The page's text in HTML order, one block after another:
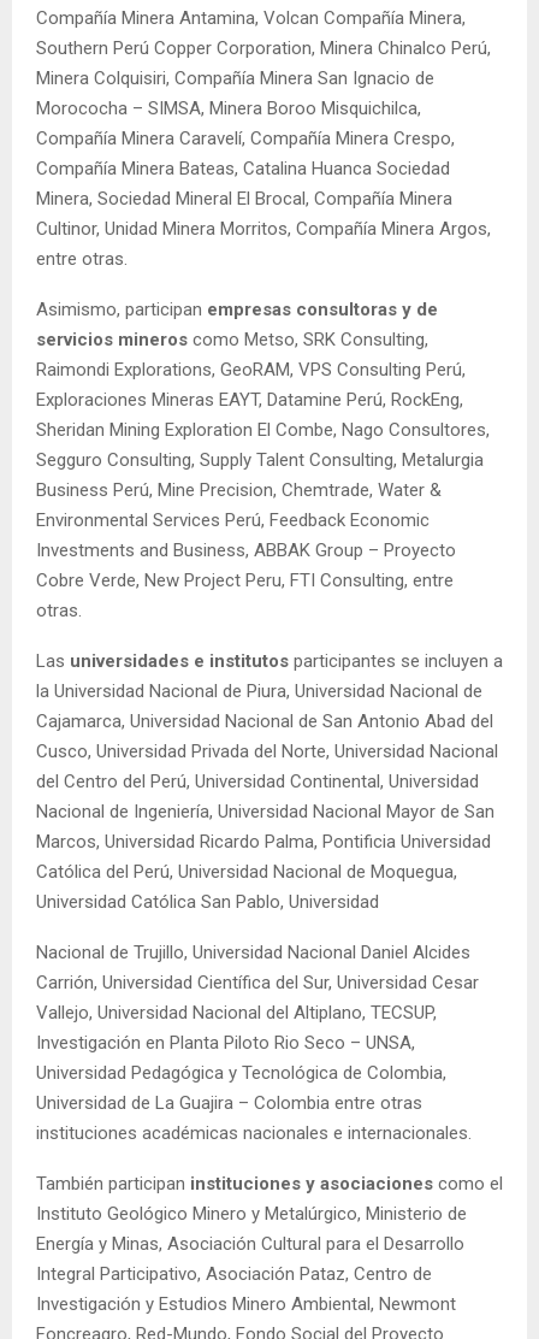
Compañía Minera Antamina, Volcan Compañía Minera,
Southern Perú Copper Corporation, Minera Chinalco Perú,
Minera Colquisiri, Compañía Minera San Ignacio de
Morococha – SIMSA, Minera Boroo Misquichilca,
Compañía Minera Caravelí, Compañía Minera Crespo,
Compañía Minera Bateas, Catalina Huanca Sociedad
Minera, Sociedad Mineral El Brocal, Compañía Minera
Cultinor, Unidad Minera Morritos, Compañía Minera Argos,
entre otras.
Asimismo, participan empresas consultoras y de
servicios mineros como Metso, SRK Consulting,
Raimondi Explorations, GeoRAM, VPS Consulting Perú,
Exploraciones Mineras EAYT, Datamine Perú, RockEng,
Sheridan Mining Exploration El Combe, Nago Consultores,
Segguro Consulting, Supply Talent Consulting, Metalurgia
Business Perú, Mine Precision, Chemtrade, Water &
Environmental Services Perú, Feedback Economic
Investments and Business, ABBAK Group – Proyecto
Cobre Verde, New Project Peru, FTI Consulting, entre
otras.
Las universidades e institutos participantes se incluyen a
la Universidad Nacional de Piura, Universidad Nacional de
Cajamarca, Universidad Nacional de San Antonio Abad del
Cusco, Universidad Privada del Norte, Universidad Nacional
del Centro del Perú, Universidad Continental, Universidad
Nacional de Ingeniería, Universidad Nacional Mayor de San
Marcos, Universidad Ricardo Palma, Pontificia Universidad
Católica del Perú, Universidad Nacional de Moquegua,
Universidad Católica San Pablo, Universidad
Nacional de Trujillo, Universidad Nacional Daniel Alcides
Carrión, Universidad Científica del Sur, Universidad Cesar
Vallejo, Universidad Nacional del Altiplano, TECSUP,
Investigación en Planta Piloto Rio Seco – UNSA,
Universidad Pedagógica y Tecnológica de Colombia,
Universidad de La Guajira – Colombia entre otras
instituciones académicas nacionales e internacionales.
También participan instituciones y asociaciones como el
Instituto Geológico Minero y Metalúrgico, Ministerio de
Energía y Minas, Asociación Cultural para el Desarrollo
Integral Participativo, Asociación Pataz, Centro de
Investigación y Estudios Minero Ambiental, Newmont
Foncreagro, Red-Mundo, Fondo Social del Proyecto